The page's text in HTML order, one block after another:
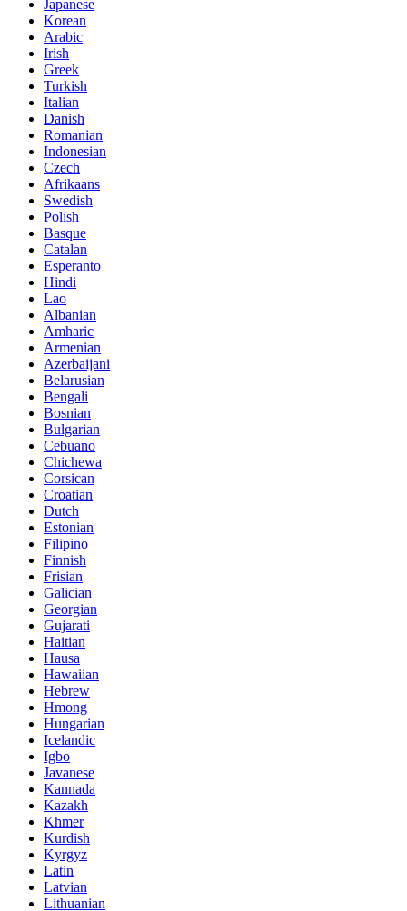
Japanese
Korean
Arabic
Irish
Greek
Turkish
Italian
Danish
Romanian
Indonesian
Czech
Afrikaans
Swedish
Polish
Basque
Catalan
Esperanto
Hindi
Lao
Albanian
Amharic
Armenian
Azerbaijani
Belarusian
Bengali
Bosnian
Bulgarian
Cebuano
Chichewa
Corsican
Croatian
Dutch
Estonian
Filipino
Finnish
Frisian
Galician
Georgian
Gujarati
Haitian
Hausa
Hawaiian
Hebrew
Hmong
Hungarian
Icelandic
Igbo
Javanese
Kannada
Kazakh
Khmer
Kurdish
Kyrgyz
Latin
Latvian
Lithuanian